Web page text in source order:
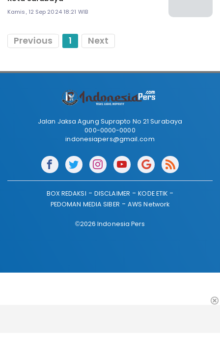
Kamis, 12 Sep 2024 18:21 WIB
Previous 1 Next
Jalan Jaksa Agung Suprapto No 21 Surabaya
000-0000-0000
indonesiapers@gmail.com
BOX REDAKSI DISCLAIMER
KODE ETIK
PEDOMAN MEDIA SIBER
AWS Network
©2026 Indonesia Pers